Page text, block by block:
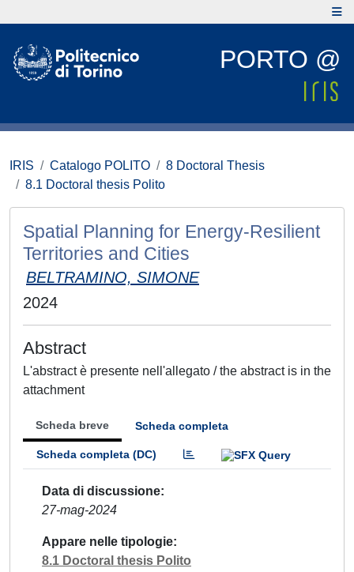
PORTO @
IRIS Catalogo POLITO
8 Doctoral Thesis
8.1 Doctoral thesis Polito
Spatial Planning for Energy-Resilient
Territories and Cities
BELTRAMINO, SIMONE
2024
Abstract
L'abstract è presente nell'allegato / the abstract is in the
attachment
Scheda breve Scheda completa
Scheda completa (DC)
Data di discussione
27-mag-2024
Appare nelle tipologie
8.1 Doctoral thesis Polito